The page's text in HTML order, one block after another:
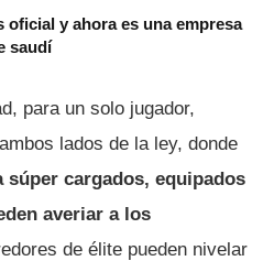
oficial y ahora es una empresa
saudí
para un solo jugador,
lados de la ley, donde
cargados, equipados
averiar a los
de élite pueden nivelar